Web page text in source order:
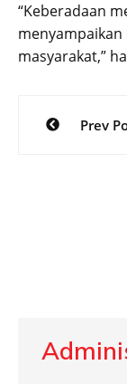
“Keberadaan
masyarakat,”
Post
Prev